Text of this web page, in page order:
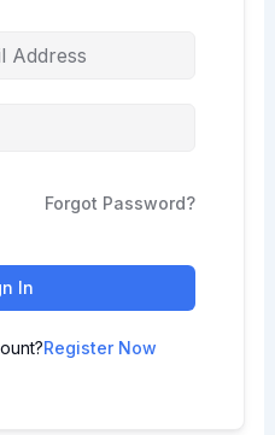
Forgot Password?
In
Register Now